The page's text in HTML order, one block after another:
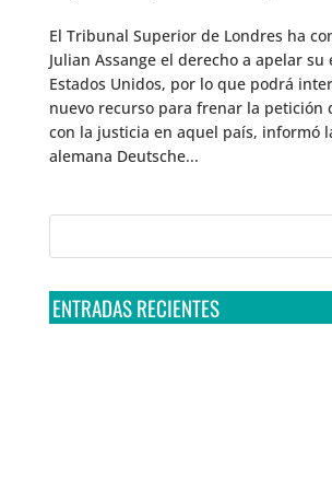
El Tribunal Superior de Londres ha
Julian Assange el derecho a apelar
Estados Unidos, por lo que podrá
nuevo recurso para frenar la petición
con la justicia en aquel país, informó
alemana Deutsche...
ENTRADAS RECIENTES